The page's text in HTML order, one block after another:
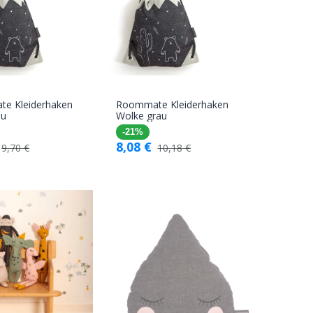
Kleiderhaken
9,70€
Roommate Kleiderhaken
Wolke grau
-21%
8,08 € 10,18€